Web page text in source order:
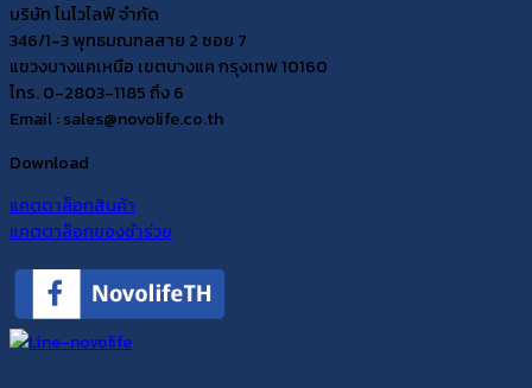
บริษัท โนโวไลฟ์ จำกัด
346/1-3 พุทธมณฑลสาย 2 ซอย 7
แขวงบางแคเหนือ เขตบางแค กรุงเทพ 10160
โทร. 0-2803-1185 ถึง 6
Email : sales@novolife.co.th
Download
แคตตาล็อกสินค้า
แคตตาล็อกของชำร่วย